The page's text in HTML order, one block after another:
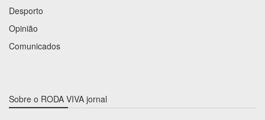
Desporto
Opinião
Comunicados
Sobre o RODA VIVA jornal